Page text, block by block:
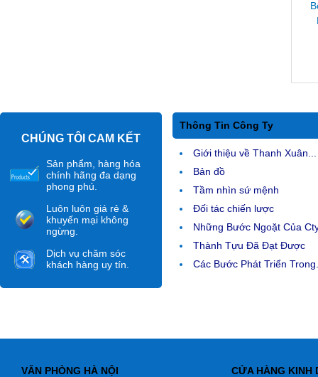
CHÚNG TÔI CAM KẾT
Sản phẩm, hàng hóa
chính hãng đa dạng
phong phú.
Luôn luôn giá rẻ &
khuyến mại không
ngừng.
Dịch vụ chăm sóc
khách hàng uy tín.
Thông Tin Công Ty
Giới thiệu về Thanh Xuân...
Bản đồ
Tầm nhìn sứ mệnh
Đối tác chiến lược
Những Bước Ngoặt Của
Thành Tựu Đã Đạt Được
Các Bước Phát Triển
VĂN PHÒNG HÀ NỘI
CỬA HÀNG KINH